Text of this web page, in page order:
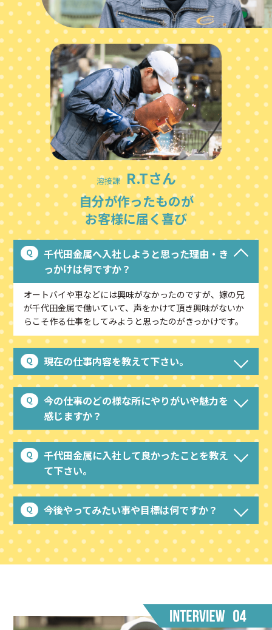
溶接課 R.Tさん
自分が作ったものが
お客様に届く喜び
千代田金属へ入社しようと思った理由・き
っかけは何ですか？
オートバイや車などには興味がなかったのですが、嫁の兄
が千代田金属で働いていて、声をかけて頂き興味がないか
らこそ作る仕事をしてみようと思ったのがきっかけです。
現在の仕事内容を教えて下さい。
今の仕事のどの様な所にやりがいや魅力を
感じますか？
千代田金属に入社して良かったことを教え
て下さい。
今後やってみたい事や目標は何ですか？